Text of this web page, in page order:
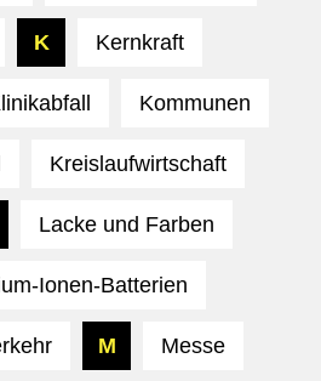
K Kernkraft
Kommunen
Kreislaufwirtschaft
Lacke und Farben
Ionen-Batterien
M Messe